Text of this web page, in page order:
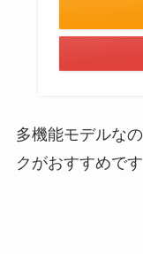
多機能モデルな
クがおすすめです